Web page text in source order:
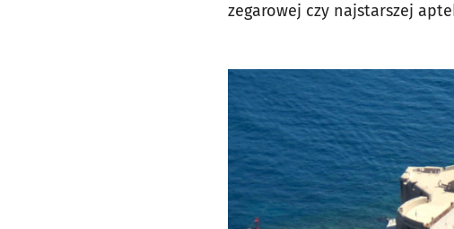
zegarowej czy najstarszej